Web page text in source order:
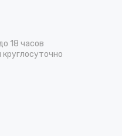
товары, среди
фильтров,
комплекты,
маски и другие СИЗ.
18 часов